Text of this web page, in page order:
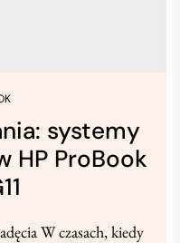
systemy
HP ProBook
W czasach, kiedy